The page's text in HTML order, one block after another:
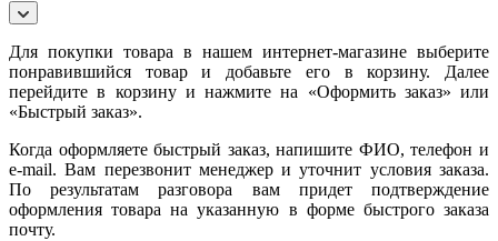
Для покупки товара в нашем интернет-магазине выберите
понравившийся товар и добавьте его в корзину. Далее
перейдите в корзину и нажмите на «Оформить заказ» или
«Быстрый заказ».
Когда оформляете быстрый заказ, напишите ФИО, телефон и
e-mail. Вам перезвонит менеджер и уточнит условия заказа.
По результатам разговора вам придет подтверждение
оформления товара на указанную в форме быстрого заказа
почту.